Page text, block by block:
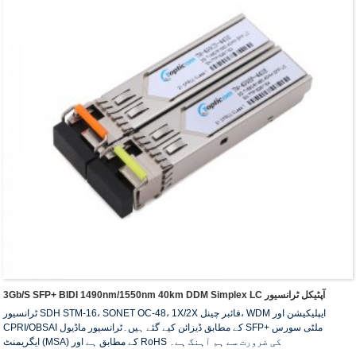
3Gb/s SFP+ BIDI 1490nm/1550nm 40km DDM Simplex LC آپٹیکل ٹرانسیور
ٹرانسیور SDH STM-16، SONET OC-48، 1X/2X فائبر چینل، WDM ایپلیکیشن اور
CPRI/OBSAI کے مطابق ڈیزائن کیے گئے ہیں۔ٹرانسیور ماڈیول SFP+ ملٹی سورس
ایگریمنٹ (MSA) کے مطابق ہے اور RoHS کی ضرورت سے ہم آہنگ ہے۔